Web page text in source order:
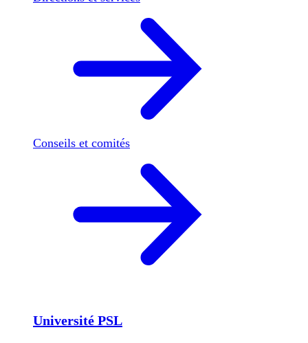
Conseils et comités
Université PSL